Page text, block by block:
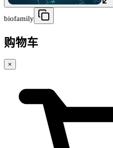
biofamily
购物车
×